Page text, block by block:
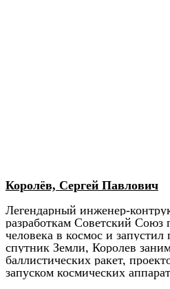
Королёв, Сергей Павлович
Легендарный инженер-
разработкам Советский Союз
человека в космос и
спутник Земли, Королев
баллистических ракет,
запуском космических